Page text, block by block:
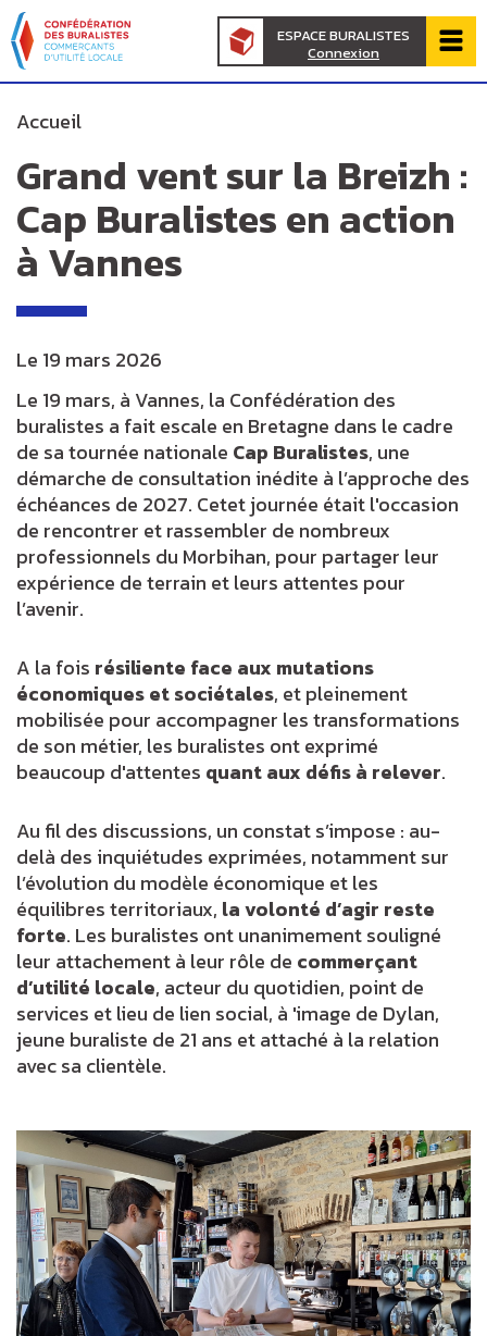
au
contenu
principal
ESPACE BURALISTES
Connexion
d'Ariane
Accueil
Grand vent sur la Breizh :
Cap Buralistes en action
à Vannes
Le 19 mars 2026
Le 19 mars, à Vannes, la Confédération des
buralistes a fait escale en Bretagne dans le cadre
de sa tournée nationale Cap Buralistes, une
démarche de consultation inédite à l’approche des
échéances de 2027. Cetet journée était l'occasion
de rencontrer et rassembler de nombreux
professionnels du Morbihan, pour partager leur
expérience de terrain et leurs attentes pour
l’avenir.
A la fois résiliente face aux mutations
économiques et sociétales, et pleinement
mobilisée pour accompagner les transformations
de son métier, les buralistes ont exprimé
beaucoup d'attentes quant aux défis à relever.
Au fil des discussions, un constat s’impose : au-
delà des inquiétudes exprimées, notamment sur
l’évolution du modèle économique et les
équilibres territoriaux, la volonté d’agir reste
forte. Les buralistes ont unanimement souligné
leur attachement à leur rôle de commerçant
d’utilité locale, acteur du quotidien, point de
services et lieu de lien social, à 'image de Dylan,
jeune buraliste de 21 ans et attaché à la relation
avec sa clientèle.
de
page
Panneau de gestion des cookies